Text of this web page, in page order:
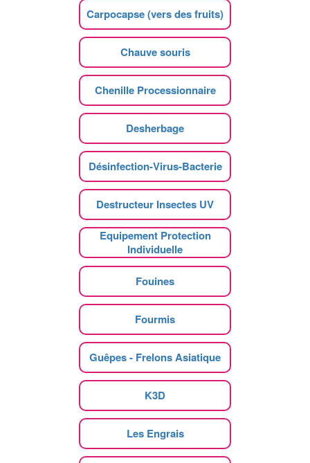
Carpocapse (vers des fruits)
Chauve souris
Chenille Processionnaire
Desherbage
Désinfection-Virus-Bacterie
Destructeur Insectes UV
Equipement Protection
Individuelle
Fouines
Fourmis
Guêpes - Frelons Asiatique
K3D
Les Engrais